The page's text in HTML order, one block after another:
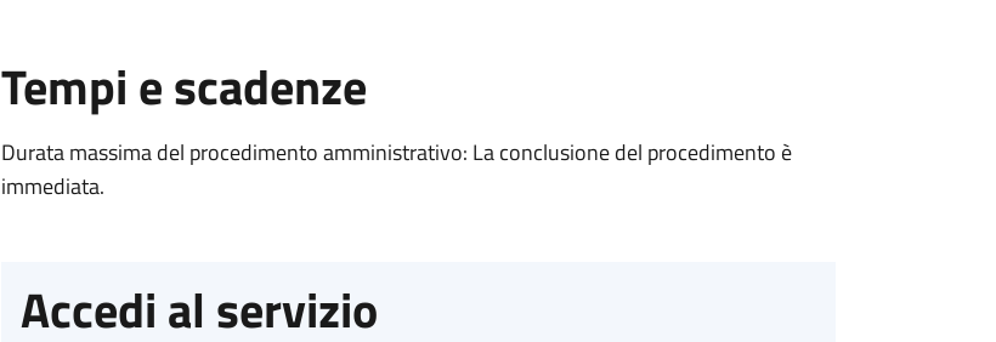
Tempi e scadenze
Durata massima del procedimento amministrativo: La conclusione del procedimento è
immediata.
Accedi al servizio